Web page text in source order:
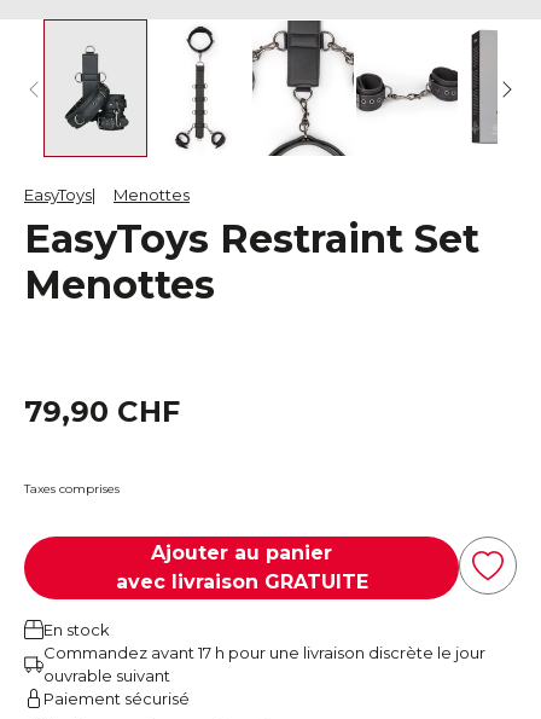
EasyToys Menottes
EasyToys Restraint Set
Menottes
79,90 CHF
Taxes comprises
Ajouter au panier
avec livraison GRATUITE
En stock
Commandez avant 17 h pour une livraison discrète le jour
ouvrable suivant
Paiement sécurisé